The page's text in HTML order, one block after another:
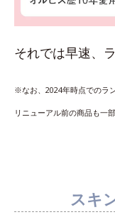
それでは早速、
※なお、2024年時点でのラ
リニューアル前の商品も一
スキ